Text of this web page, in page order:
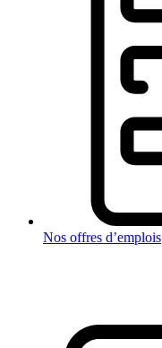
Nos offres d’emplois